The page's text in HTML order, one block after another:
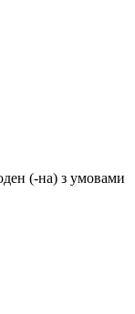
(-на) з умовами